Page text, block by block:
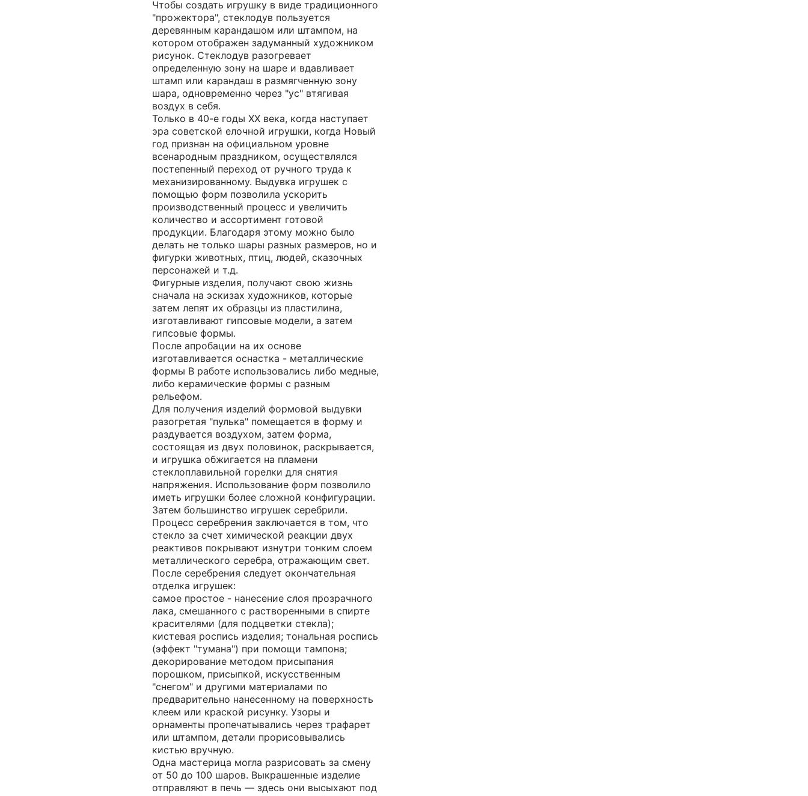
Чтобы создать игрушку в виде традиционного
"прожектора", стеклодув пользуется
деревянным карандашом или штампом, на
котором отображен задуманный художником
рисунок. Стеклодув разогревает
определенную зону на шаре и вдавливает
штамп или карандаш в размягченную зону
шара, одновременно через "ус" втягивая
воздух в себя.
Только в 40-е годы ХХ века, когда наступает
эра советской елочной игрушки, когда Новый
год признан на официальном уровне
всенародным праздником, осуществлялся
постепенный переход от ручного труда к
механизированному. Выдувка игрушек с
помощью форм позволила ускорить
производственный процесс и увеличить
количество и ассортимент готовой
продукции. Благодаря этому можно было
делать не только шары разных размеров, но и
фигурки животных, птиц, людей, сказочных
персонажей и т.д.
Фигурные изделия, получают свою жизнь
сначала на эскизах художников, которые
затем лепят их образцы из пластилина,
изготавливают гипсовые модели, а затем
гипсовые формы.
После апробации на их основе
изготавливается оснастка - металлические
формы В работе использовались либо медные,
либо керамические формы с разным
рельефом.
Для получения изделий формовой выдувки
разогретая "пулька" помещается в форму и
раздувается воздухом, затем форма,
состоящая из двух половинок, раскрывается,
и игрушка обжигается на пламени
стеклоплавильной горелки для снятия
напряжения. Использование форм позволило
иметь игрушки более сложной конфигурации.
Затем большинство игрушек серебрили.
Процесс серебрения заключается в том, что
стекло за счет химической реакции двух
реактивов покрывают изнутри тонким слоем
металлического серебра, отражающим свет.
После серебрения следует окончательная
отделка игрушек:
самое простое - нанесение слоя прозрачного
лака, смешанного с растворенными в спирте
красителями (для подцветки стекла);
кистевая роспись изделия; тональная роспись
(эффект "тумана") при помощи тампона;
декорирование методом присыпания
порошком, присыпкой, искусственным
"снегом" и другими материалами по
предварительно нанесенному на поверхность
клеем или краской рисунку. Узоры и
орнаменты пропечатывались через трафарет
или штампом, детали прорисовывались
кистью вручную.
Одна мастерица могла разрисовать за смену
от 50 до 100 шаров. Выкрашенные изделие
отправляют в печь — здесь они высыхают под